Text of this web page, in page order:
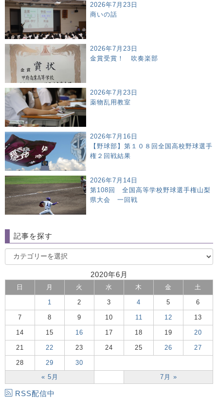
2026年7月23日
商いの話
2026年7月23日
金賞受賞！ 吹奏楽部
2026年7月23日
薬物乱用教室
2026年7月16日
【野球部】第１０８回全国高校野球選手
権２回戦結果
2026年7月14日
第108回 全国高等学校野球選手権山梨
県大会 一回戦
記事を探す
2020年6月
日 月 火 水 木 金 土
« 5月 7月 »
1 2 3 4 5 6
7 8 9 10 11 12 13
14 15 16 17 18 19 20
21 22 23 24 25 26 27
28 29 30
RSS配信中